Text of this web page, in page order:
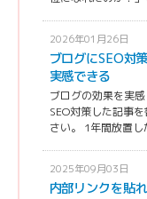
2026年01月26日
ブログにSEO対
実感できる
ブログの効果を実
SEO対策した記事
さい。 1年間放置
2025年09月03日
内部リンクを貼